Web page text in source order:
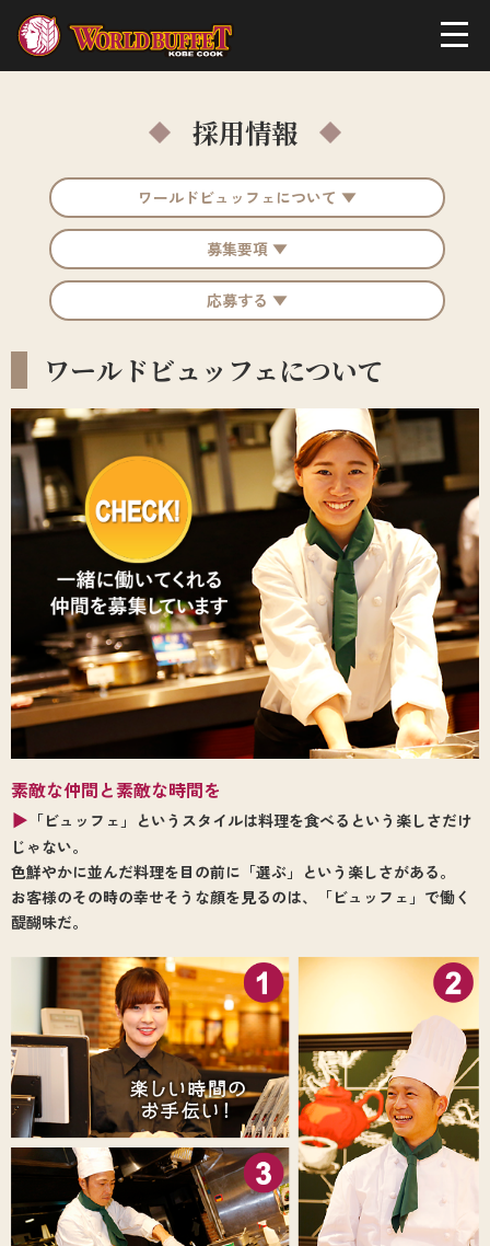
採用情報
ワールドビュッフェについて ▼
募集要項 ▼
応募する ▼
ワールドビュッフェについて
素敵な仲間と素敵な時間を
▶ 「ビュッフェ」というスタイルは料理を食べるという楽しさだけ
じゃない。
色鮮やかに並んだ料理を目の前に「選ぶ」という楽しさがある。
お客様のその時の幸せそうな顔を見るのは、「ビュッフェ」で働く
醍醐味だ。